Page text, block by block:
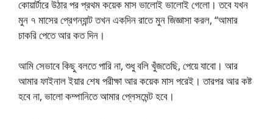
কোয়ার্টারে উঠার পর প্রথম কয়েক মাস ভালোই ভালোই গেলো। তবে যখন
মুন ৭ মাসের প্রেগন্যান্ট তখন একদিন রাতে মুন জিজ্ঞাসা করল, “আমার
চাকরি পেতে আর কত দিন।
আমি সেভাবে কিছু বলতে পারি না, শুধু বলি খুঁজতেছি, পেয়ে যাবো। আর
আমার ফাইনাল ইয়ার শেষ পরীক্ষা আর কয়েক মাস পরেই। তারপর আর কষ্ট
হবে না, ভালো কম্পানিতে আমার প্লেসমেন্ট হবে।